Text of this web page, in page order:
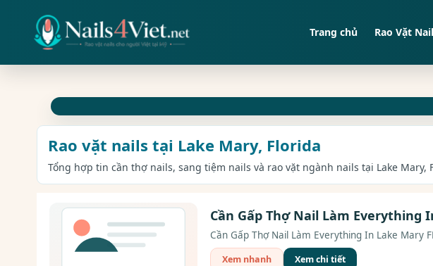
Trang chủ Rao Vặt
Rao vặt nails tại Lake Mary, Florida
Tổng hợp tin cần thợ nails, sang tiệm nails và rao vặt ngành nails tại Lake
Cần Gấp Thợ Nail Làm Everything
Cần Gấp Thợ Nail Làm Everything In Lake Mary
Xem nhanh Xem chi tiết